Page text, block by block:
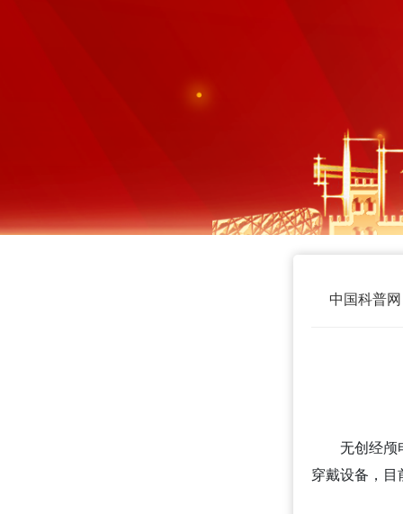
中国科普网
无创经颅
穿戴设备，目